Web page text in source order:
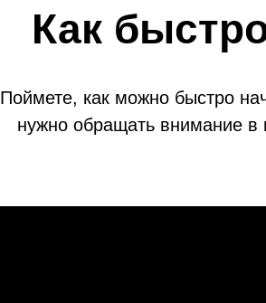
Как
Поймете, как можно быстро
нужно обращать внимание в